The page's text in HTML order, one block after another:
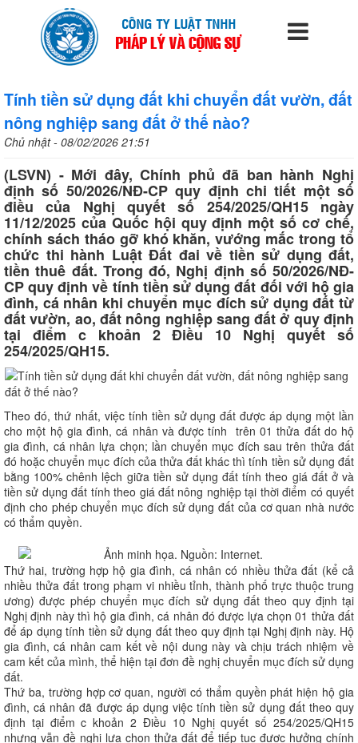
Tính tiền sử dụng đất khi chuyển đất vườn, đất
nông nghiệp sang đất ở thế nào?
Chủ nhật - 08/02/2026 21:51
(LSVN) - Mới đây, Chính phủ đã ban hành Nghị
định số 50/2026/NĐ-CP quy định chi tiết một số
điều của Nghị quyết số 254/2025/QH15 ngày
11/12/2025 của Quốc hội quy định một số cơ chế,
chính sách tháo gỡ khó khăn, vướng mắc trong tổ
chức thi hành Luật Đất đai về tiền sử dụng đất,
tiền thuê đất. Trong đó, Nghị định số 50/2026/NĐ-
CP quy định về tính tiền sử dụng đất đối với hộ gia
đình, cá nhân khi chuyển mục đích sử dụng đất từ
đất vườn, ao, đất nông nghiệp sang đất ở quy định
tại điểm c khoản 2 Điều 10 Nghị quyết số
254/2025/QH15.
Theo đó, thứ nhất, việc tính tiền sử dụng đất được áp dụng một lần
cho một hộ gia đình, cá nhân và được tính trên 01 thửa đất do hộ
gia đình, cá nhân lựa chọn; lần chuyển mục đích sau trên thửa đất
đó hoặc chuyển mục đích của thửa đất khác thì tính tiền sử dụng đất
bằng 100% chênh lệch giữa tiền sử dụng đất tính theo giá đất ở và
tiền sử dụng đất tính theo giá đất nông nghiệp tại thời điểm có quyết
định cho phép chuyển mục đích sử dụng đất của cơ quan nhà nước
có thẩm quyền.
Thứ hai, trường hợp hộ gia đình, cá nhân có nhiều thửa đất (kể cả
nhiều thửa đất trong phạm vi nhiều tỉnh, thành phố trực thuộc trung
ương) được phép chuyển mục đích sử dụng đất theo quy định tại
Nghị định này thì hộ gia đình, cá nhân đó được lựa chọn 01 thửa đất
để áp dụng tính tiền sử dụng đất theo quy định tại Nghị định này. Hộ
gia đình, cá nhân cam kết về nội dung này và chịu trách nhiệm về
cam kết của mình, thể hiện tại đơn đề nghị chuyển mục đích sử dụng
đất.
Thứ ba, trường hợp cơ quan, người có thẩm quyền phát hiện hộ gia
đình, cá nhân đã được áp dụng việc tính tiền sử dụng đất theo quy
định tại điểm c khoản 2 Điều 10 Nghị quyết số 254/2025/QH15
nhưng vẫn đề nghị lựa chọn thửa đất để tiếp tục được hưởng chính